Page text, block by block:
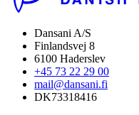
Dansani A/S
Finlandsvej 8
6100 Haderslev
+45 73 22 29 00
mail@dansani.fi
DK73318416